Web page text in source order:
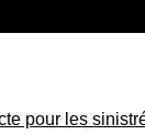
pour les